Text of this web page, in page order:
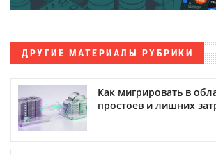
ДРУГИЕ МАТЕРИАЛЫ РУБРИКИ
Как мигрировать в
простоев и лишних